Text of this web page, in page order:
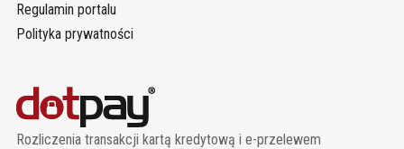
Regulamin portalu
Polityka prywatności
Rozliczenia transakcji kartą kredytową i e-przelewem